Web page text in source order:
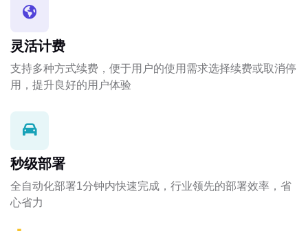
灵活计费
支持多种方式续费，便于用户的使用需求选择续费或取消停
用，提升良好的用户体验
秒级部署
全自动化部署1分钟内快速完成，行业领先的部署效率，省
心省力